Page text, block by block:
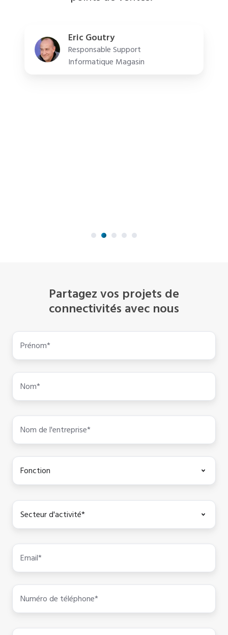
meilleur service possible à nos clients
et à notre personnel, avec une
résilience accrue de ce nouveau
Partagez vos projets de
connectivités avec nous